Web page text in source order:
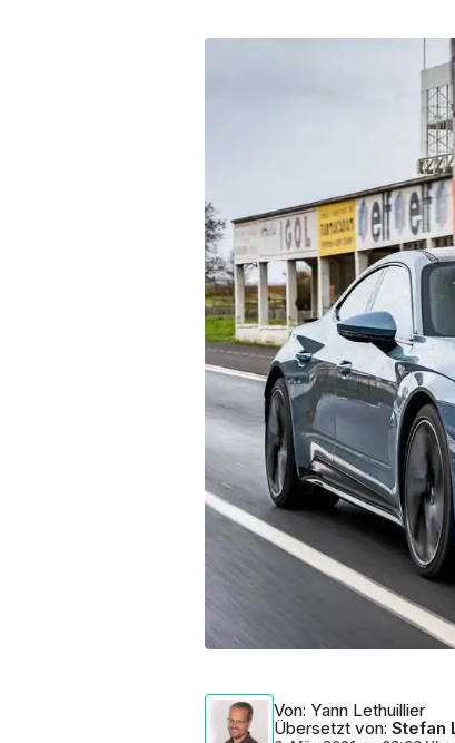
Von: Yann Lethuillier
Übersetzt von: Stefan